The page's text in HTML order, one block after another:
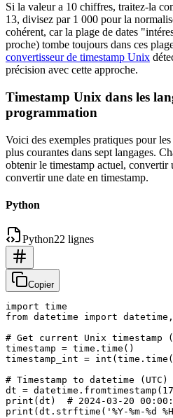
Si la valeur a 10 chiffres, traitez-la
13, divisez par 1 000 pour la
cohérent, car la plage de dates
proche) tombe toujours dans ces
convertisseur de timestamp Unix
précision avec cette approche.
Timestamp Unix dans les
programmation
Voici des exemples pratiques pour
plus courantes dans sept langages.
obtenir le timestamp actuel, convertir
convertir une date en timestamp.
Python
Python22 lignes
Copier
import time
from datetime import
# Get current Unix
timestamp = time.time()
timestamp_int =
# Timestamp to datetime (UTC)
dt =
print(dt)  # 2024-03-20
print(dt.strftime('%Y-%m-%d